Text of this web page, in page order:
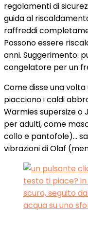
regolamenti di
guida al
raffreddi
Possono essere
anni. Suggerimento:
congelatore per un
Come disse una volta
piacciono i caldi
Warmies supersize o
per adulti, come
collo e pantofole)…
vibrazioni di Olaf